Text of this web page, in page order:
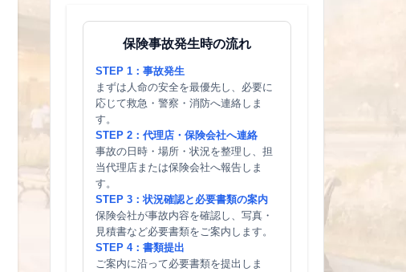
保険事故発生時の流れ
STEP 1：事故発生
まずは人命の安全を最優先し、必要に
応じて救急・警察・消防へ連絡しま
す。
STEP 2：代理店・保険会社へ連絡
事故の日時・場所・状況を整理し、担
当代理店または保険会社へ報告しま
す。
STEP 3：状況確認と必要書類の案内
保険会社が事故内容を確認し、写真・
見積書など必要書類をご案内します。
STEP 4：書類提出
ご案内に沿って必要書類を提出しま